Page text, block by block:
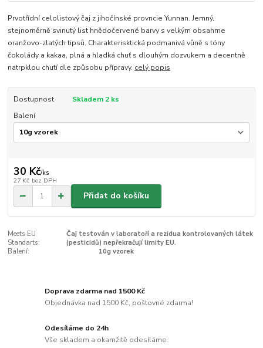
Prvotřídní celolistový čaj z jihočínské provncie Yunnan. Jemný,
stejnoměrně svinutý list hnědočervené barvy s velkým obsahme
oranžovo-zlatých tipsů. Charakterisktická podmanivá vůně s tóny
čokolády a kakaa, plná a hladká chuť s dlouhým dozvukem a decentně
natrpklou chutí dle způsobu přípravy. celý popis
Dostupnost
Skladem 2 ks
Balení
30 Kč/ks
27 Kč bez DPH
Přidat do košíku
Meets EU
Standarts:
Čaj testován v laboratoří a rezidua kontrolovaných látek
(pesticidů) nepřekračují limity EU.
Balení:
10g vzorek
Doprava zdarma nad 1500 Kč
Objednávka nad 1500 Kč, poštovné zdarma!
Odesíláme do 24h
Vše skladem a okamžitě odesíláme.